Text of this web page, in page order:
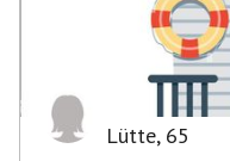
Lütte, 65